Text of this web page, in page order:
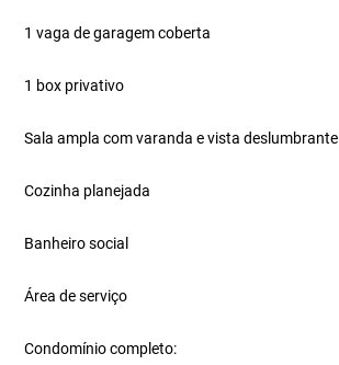
1 vaga de garagem coberta
1 box privativo
Sala ampla com varanda e vista
Cozinha planejada
Banheiro social
Área de serviço
Condomínio completo: